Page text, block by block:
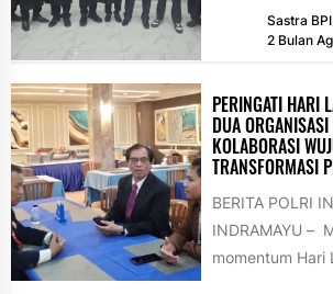
Indonesia Raya
Sastra BPI
2 Bulan
PERINGATI HARI
DUA
KOLABORASI
TRANSFORMASI
BERITA POLRI
INDRAMAYU –
momentum Hari